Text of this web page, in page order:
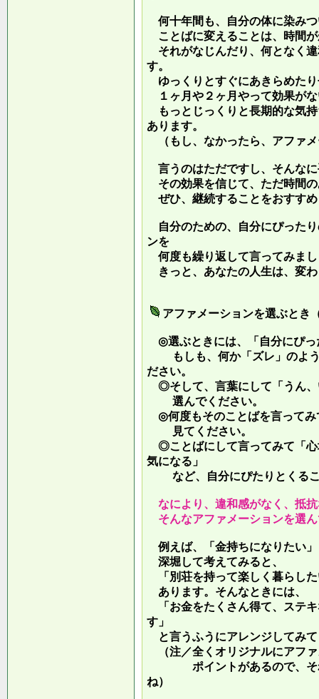
何十年間も、自分の体に染み
ことばに変えることは、時間
それがなじんだり、何となく
す。
ゆっくりとすぐにあきらめた
１ヶ月や２ヶ月やって効果が
もっとじっくりと長期的な気
あります。
（もし、なかったら、アファ
言うのはただですし、そんな
その効果を信じて、ただ時間
ぜひ、継続することをおすす
自分のための、自分にぴった
ンを
何度も繰り返して言ってみま
きっと、あなたの人生は、変
アファメーションを選ぶとき
◎選ぶときには、「自分にぴっ
もしも、何か「ズレ」のよう
ださい。
◎そして、言葉にして「うん、
選んでください。
◎何度もそのことばを言ってみ
見てください。
◎ことばにして言ってみて「心
気になる」
など、自分にぴたりとくるこ
なにより、違和感がなく、抵
そんなアファメーションを選
例えば、「金持ちになりたい
深堀して考えてみると、
「別荘を持って楽しく暮らし
あります。そんなときには、
「お金をたくさん得て、ステ
す」
と言うふうにアレンジしてみ
（注／全くオリジナルにアフ
ポイントがあるので、それ
ね）